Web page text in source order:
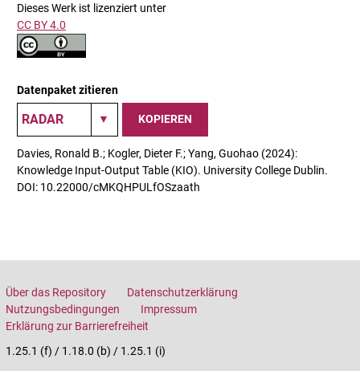
Dieses Werk ist lizenziert unter
CC BY 4.0
Datenpaket zitieren
KOPIEREN
Davies, Ronald B.; Kogler, Dieter F.; Yang, Guohao (2024):
Knowledge Input-Output Table (KIO). University College Dublin.
DOI: 10.22000/cMKQHPULfOSzaath
Über das Repository
Datenschutzerklärung
Nutzungsbedingungen
Impressum
Erklärung zur Barrierefreiheit
1.25.1 (f) / 1.18.0 (b) / 1.25.1 (i)